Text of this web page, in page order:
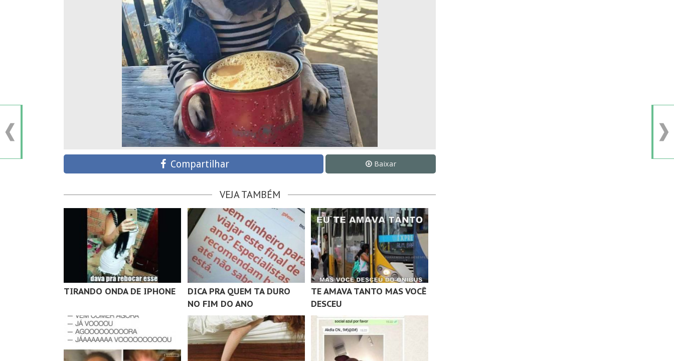
Compartilhar Baixar
VEJA TAMBÉM
TIRANDO ONDA DE IPHONE
DICA PRA QUEM TA DURO
NO FIM DO ANO
TE AMAVA TANTO MAS VOCÊ
DESCEU